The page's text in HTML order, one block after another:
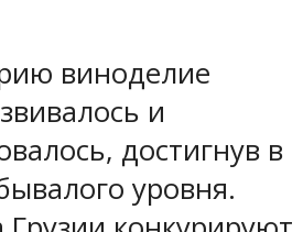
виноделие
и
достигнув в
уровня.